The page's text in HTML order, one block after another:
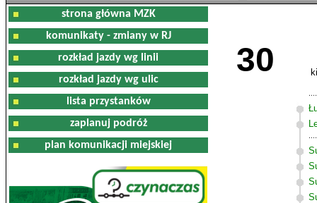
strona główna MZK
komunikaty - zmiany w RJ
rozkład jazdy wg linii
rozkład jazdy wg ulic
lista przystanków
zaplanuj podróż
plan komunikacji miejskiej
30